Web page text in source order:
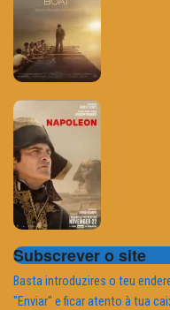
Subscrever o site
Basta introduzires o teu
"Enviar" e ficar atento à tua